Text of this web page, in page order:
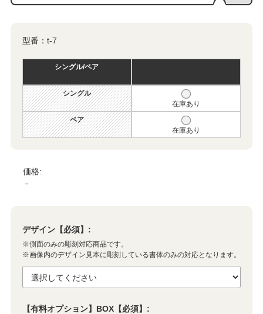
型番： t-7
シングル/ペア
シングル
在庫あり
ペア
在庫あり
価格:
－
デザイン【必須】:
※側面のみの彫刻対応商品です。
※画像内のデザイン見本に彫刻している書体のみの対応となります。
【有料オプション】BOX【必須】: